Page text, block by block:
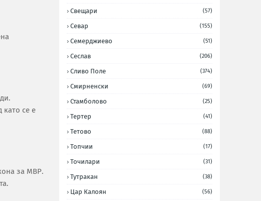
като се е
за МВР.
Свещари (57)
Севар (155)
Семерджиево (51)
Сеслав (206)
Сливо Поле (374)
Смирненски (69)
Стамболово (25)
Тертер (41)
Тетово (88)
Топчии (17)
Точилари (31)
Тутракан (38)
Цар Калоян (56)